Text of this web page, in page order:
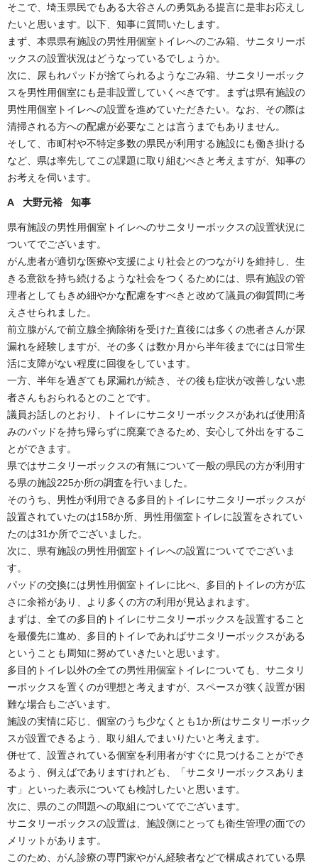
そこで、埼玉県民でもある大谷さんの勇気ある提言に是非お応えし
たいと思います。以下、知事に質問いたします。
まず、本県県有施設の男性用個室トイレへのごみ箱、サニタリーボ
ックスの設置状況はどうなっているでしょうか。
次に、尿もれパッドが捨てられるようなごみ箱、サニタリーボック
スを男性用個室にも是非設置していくべきです。まずは県有施設の
男性用個室トイレへの設置を進めていただきたい。なお、その際は
清掃される方への配慮が必要なことは言うまでもありません。
そして、市町村や不特定多数の県民が利用する施設にも働き掛ける
など、県は率先してこの課題に取り組むべきと考えますが、知事の
お考えを伺います。
A 大野元裕 知事
県有施設の男性用個室トイレへのサニタリーボックスの設置状況に
ついてでございます。
がん患者が適切な医療や支援により社会とのつながりを維持し、生
きる意欲を持ち続けるような社会をつくるためには、県有施設の管
理者としてもきめ細やかな配慮をすべきと改めて議員の御質問に考
えさせられました。
前立腺がんで前立腺全摘除術を受けた直後には多くの患者さんが尿
漏れを経験しますが、その多くは数か月から半年後までには日常生
活に支障がない程度に回復をしています。
一方、半年を過ぎても尿漏れが続き、その後も症状が改善しない患
者さんもおられるとのことです。
議員お話しのとおり、トイレにサニタリーボックスがあれば使用済
みのパッドを持ち帰らずに廃棄できるため、安心して外出をするこ
とができます。
県ではサニタリーボックスの有無について一般の県民の方が利用す
る県の施設225か所の調査を行いました。
そのうち、男性が利用できる多目的トイレにサニタリーボックスが
設置されていたのは158か所、男性用個室トイレに設置をされてい
たのは31か所でございました。
次に、県有施設の男性用個室トイレへの設置についてでございま
す。
パッドの交換には男性用個室トイレに比べ、多目的トイレの方が広
さに余裕があり、より多くの方の利用が見込まれます。
まずは、全ての多目的トイレにサニタリーボックスを設置すること
を最優先に進め、多目的トイレであればサニタリーボックスがある
ということも周知に努めていきたいと思います。
多目的トイレ以外の全ての男性用個室トイレについても、サニタリ
ーボックスを置くのが理想と考えますが、スペースが狭く設置が困
難な場合もございます。
施設の実情に応じ、個室のうち少なくとも1か所はサニタリーボック
スが設置できるよう、取り組んでまいりたいと考えます。
併せて、設置されている個室を利用者がすぐに見つけることができ
るよう、例えばでありますけれども、「サニタリーボックスありま
す」といった表示についても検討したいと思います。
次に、県のこの問題への取組についてでございます。
サニタリーボックスの設置は、施設側にとっても衛生管理の面での
メリットがあります。
このため、がん診療の専門家やがん経験者などで構成されている県